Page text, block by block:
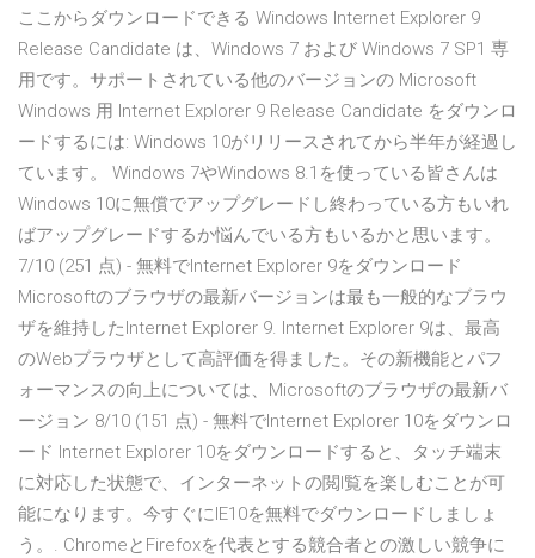
ここからダウンロードできる Windows Internet Explorer 9
Release Candidate は、Windows 7 および Windows 7 SP1 専
用です。サポートされている他のバージョンの Microsoft
Windows 用 Internet Explorer 9 Release Candidate をダウンロ
ードするには: Windows 10がリリースされてから半年が経過し
ています。 Windows 7やWindows 8.1を使っている皆さんは
Windows 10に無償でアップグレードし終わっている方もいれ
ばアップグレードするか悩んでいる方もいるかと思います。
7/10 (251 点) - 無料でInternet Explorer 9をダウンロード
Microsoftのブラウザの最新バージョンは最も一般的なブラウ
ザを維持したInternet Explorer 9. Internet Explorer 9は、最高
のWebブラウザとして高評価を得ました。その新機能とパフ
ォーマンスの向上については、Microsoftのブラウザの最新バ
ージョン 8/10 (151 点) - 無料でInternet Explorer 10をダウンロ
ード Internet Explorer 10をダウンロードすると、タッチ端末
に対応した状態で、インターネットの閲I覧を楽しむことが可
能になります。今すぐにIE10を無料でダウンロードしましょ
う。. ChromeとFirefoxを代表とする競合者との激しい競争に